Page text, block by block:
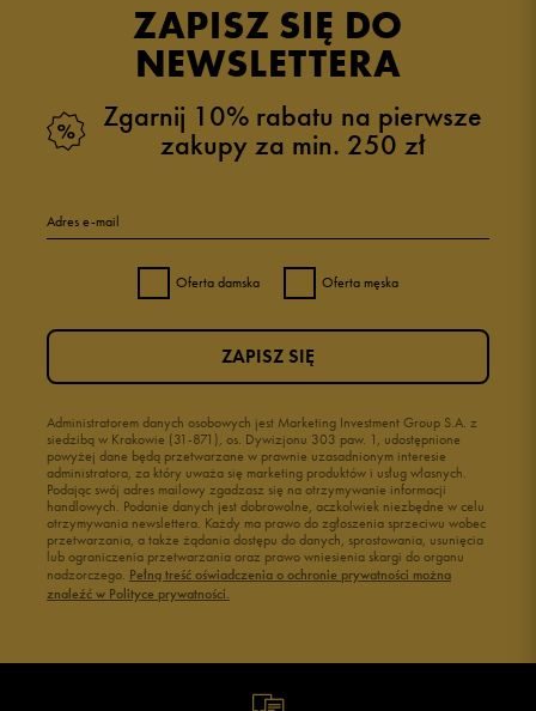
ZAPISZ SIĘ DO
NEWSLETTERA
Zgarnij 10% rabatu na pierwsze
zakupy za min. 250 zł
Adres e-mail
Oferta damska Oferta męska
Administratorem danych osobowych jest Marketing Investment Group S.A. z
siedzibą w Krakowie (31-871), os. Dywizjonu 303 paw. 1, udostępnione
powyżej dane będą przetwarzane w prawnie uzasadnionym interesie
administratora, za który uważa się marketing produktów i usług własnych.
Podając swój adres mailowy zgadzasz się na otrzymywanie informacji
handlowych. Podanie danych jest dobrowolne, aczkolwiek niezbędne w celu
otrzymywania newslettera. Każdy ma prawo do zgłoszenia sprzeciwu wobec
przetwarzania, a także żądania dostępu do danych, sprostowania, usunięcia
lub ograniczenia przetwarzania oraz prawo wniesienia skargi do organu
nadzorczego. Pełną treść oświadczenia o ochronie prywatności można
znaleźć w Polityce prywatności.
ZAPISZ SIĘ